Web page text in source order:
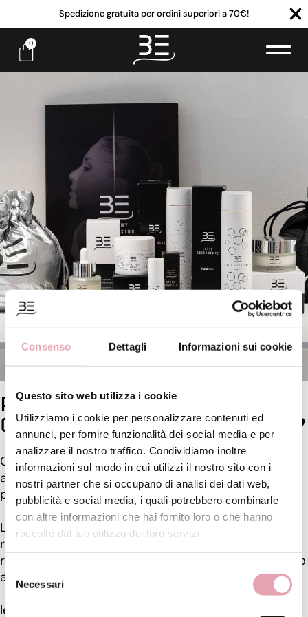
Consenso Dettagli Informazioni sui cookie
Questo sito web utilizza i cookie
Utilizziamo i cookie per personalizzare contenuti ed
annunci, per fornire funzionalità dei social media e per
analizzare il nostro traffico. Condividiamo inoltre
informazioni sul modo in cui utilizzi il nostro sito con i
nostri partner che si occupano di analisi dei dati web,
pubblicità e social media, i quali potrebbero combinarle
con altre informazioni che hai fornito loro o che hanno
raccolto dal tuo utilizzo dei loro servizi.
delNecessari
Spedizione gratuita per ordini superiori a 70€!
0
PIÙ TEMPO PIÙ RELAX: ANCHE TU AMI
COCCOLARTI DI PIÙ IN QUESTO PERIODO?
Che sia a casa, in Istituto, alle Terme, nella natura… io
amo prendermi del tempo per me appena posso,
per rigenerare corpo e mente.
La mattina vado a farmi delle belle passeggiate,
respirando aria pura e ricaricandomi e quando
rientro a casa, sia al mattino, che alla sera, mi dedico
alla mia Beauty Routine con maggiore relax.
Ieri mattina ho fatto una live di allenamento con la